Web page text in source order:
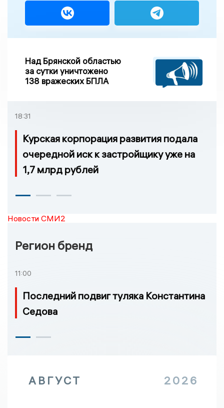
Над Брянской областью
за сутки уничтожено
138 вражеских БПЛА
18:31
Курская корпорация развития подала
очередной иск к застройщику уже на
1,7 млрд рублей
Новости СМИ2
Регион бренд
11:00
Последний подвиг туляка Константина
Седова
АВГУСТ 2026